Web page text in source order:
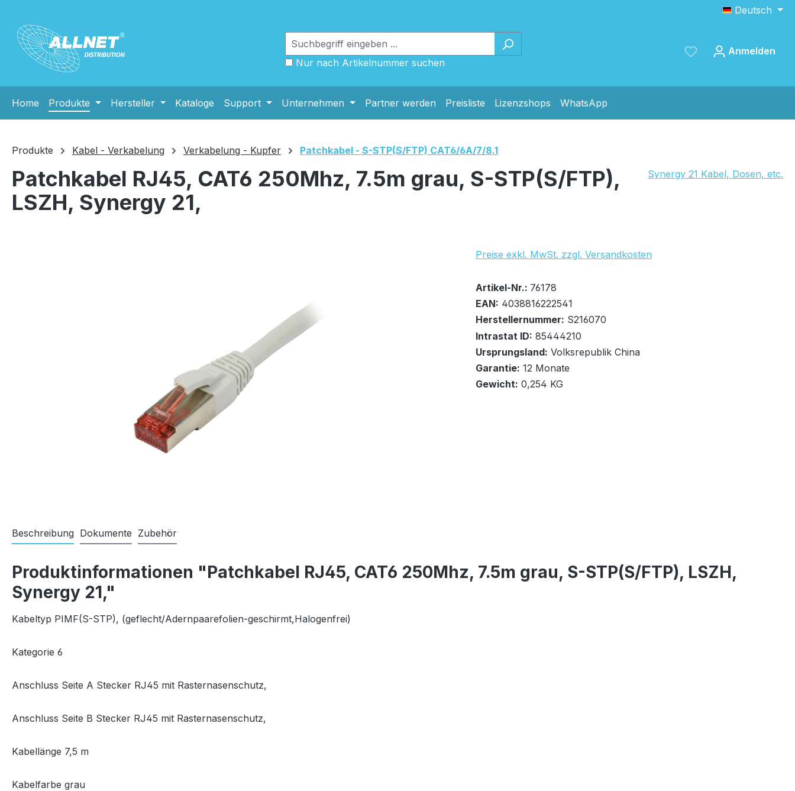
Deutsch
Nur nach Artikelnummer suchen
Anmelden
Home Produkte Hersteller Kataloge Support Unternehmen Partner werden Preisliste Lizenzshops WhatsApp
Produkte Kabel - Verkabelung Verkabelung - Kupfer Patchkabel - S-STP(S/FTP) CAT6/6A/7/8.1
Patchkabel RJ45, CAT6 250Mhz, 7.5m grau, S-STP(S/FTP),
LSZH, Synergy 21,
Synergy 21 Kabel, Dosen, etc.
Preise exkl. MwSt. zzgl. Versandkosten
Bestand:0x
Voraussichtlich wieder verfügbar ab: 20.08.2026
2026-08-20T00:00:00+00:00
Anzahl: 141
In den Warenkorb
Artikel-Nr.: 76178
EAN: 4038816222541
Herstellernummer: S216070
Intrastat ID: 85444210
Ursprungsland: Volksrepublik China
Garantie: 12 Monate
Gewicht: 0,254 KG
Beschreibung Dokumente Zubehör
Produktinformationen "Patchkabel RJ45, CAT6 250Mhz, 7.5m grau, S-STP(S/FTP), LSZH,
Synergy 21,"
Kabeltyp PIMF(S-STP), (geflecht/Adernpaarefolien-geschirmt,Halogenfrei)
Kategorie 6
Anschluss Seite A Stecker RJ45 mit Rasternasenschutz,
Anschluss Seite B Stecker RJ45 mit Rasternasenschutz,
Kabellänge 7,5 m
Kabelfarbe grau